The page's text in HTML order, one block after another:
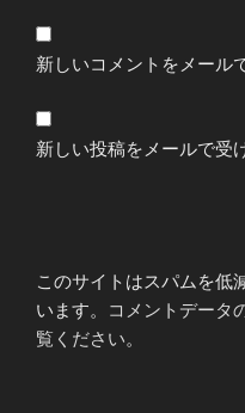
新しいコメントをメール
新しい投稿をメールで受
このサイトはスパムを低
います。
コメントデータ
覧ください。